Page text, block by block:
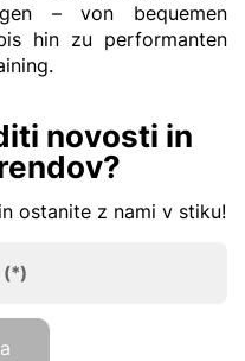
– von bequemen
hin zu performanten
novosti in
ostanite z nami v stiku!
(*)